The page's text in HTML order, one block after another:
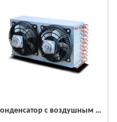
Конденсатор с воздушным охлаждением из нержавеющей стали SCON600